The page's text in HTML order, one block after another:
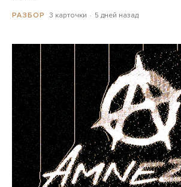
РАЗБОР 3 карточки 5 дней назад